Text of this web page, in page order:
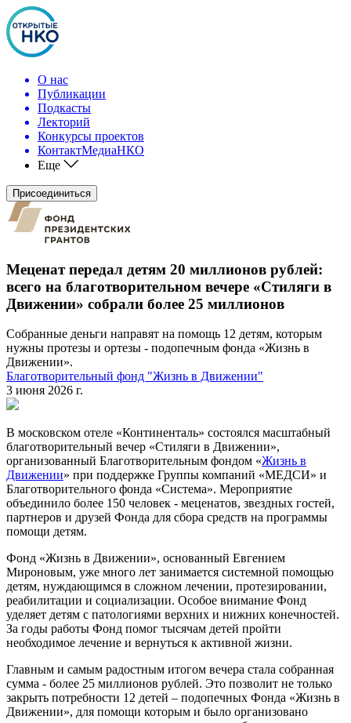
О нас
Публикации
Подкасты
Лекторий
Конкурсы проектов
КонтактМедиаНКО
Еще
Присоединиться
Меценат передал детям 20 миллионов рублей:
всего на благотворительном вечере «Стиляги в
Движении» собрали более 25 миллионов
Собранные деньги направят на помощь 12 детям, которым
нужны протезы и ортезы - подопечным фонда «Жизнь в
Движении».
Благотворительный фонд "Жизнь в Движении"
3 июня 2026 г.
В московском отеле «Континенталь» состоялся масштабный
благотворительный вечер «Стиляги в Движении»,
организованный Благотворительным фондом «Жизнь в
Движении» при поддержке Группы компаний «МЕДСИ» и
Благотворительного фонда «Система». Мероприятие
объединило более 150 человек - меценатов, звездных гостей,
партнеров и друзей Фонда для сбора средств на программы
помощи детям.
Фонд «Жизнь в Движении», основанный Евгением
Мироновым, уже много лет занимается системной помощью
детям, нуждающимся в сложном лечении, протезировании,
реабилитации и социализации. Особое внимание Фонд
уделяет детям с патологиями верхних и нижних конечностей.
За годы работы Фонд помог тысячам детей пройти
необходимое лечение и вернуться к активной жизни.
Главным и самым радостным итогом вечера стала собранная
сумма - более 25 миллионов рублей. Это позволит не только
закрыть потребности 12 детей – подопечных Фонда «Жизнь в
Движении», для помощи которым и было организовано